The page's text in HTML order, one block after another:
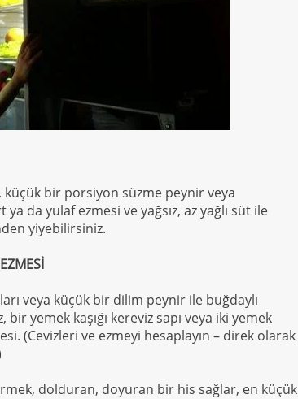
bir porsiyon süzme peynir veya
da yulaf ezmesi ve yağsız, az yağlı süt ile
yiyebilirsiniz.
veya küçük bir dilim peynir ile buğdaylı
yemek kaşığı kereviz sapı veya iki yemek
(Cevizleri ve ezmeyi hesaplayın – direk olarak
dolduran, doyuran bir his sağlar, en küçük